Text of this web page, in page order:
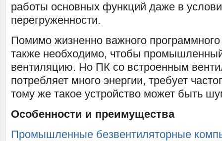
работы основных функций даже в
перегруженности.
Помимо жизненно важного
также необходимо, чтобы
вентиляцию. Но ПК со встроенным
потребляет много энергии, требует
тому же такое устройство может быть
Особенности и преимущества
Промышленные безвентиляторные